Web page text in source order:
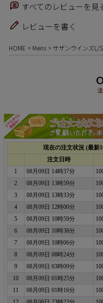
すべてのレビューを見
レビューを書く
HOME Mens サザンウインズL/S